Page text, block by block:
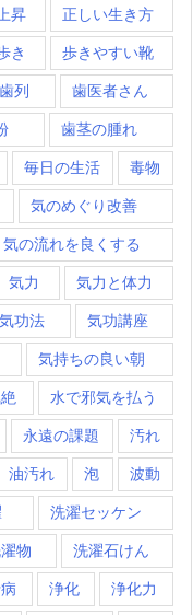
昇 正しい生き方
き 歩きやすい靴
歯列 歯医者さん
歯茎の腫れ
毎日の生活 毒物
気のめぐり改善
気の流れを良くする
気力 気力と体力
気功法 気功講座
気持ちの良い朝
水で邪気を払う
永遠の課題 汚れ
油汚れ 泡 波動
洗濯セッケン
物 洗濯石けん
浄化 浄化力